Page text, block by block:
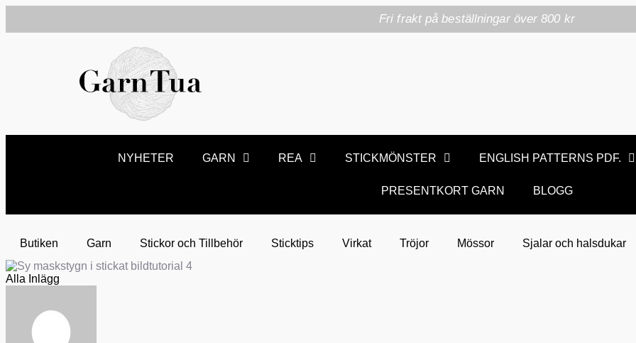
Fri frakt på beställningar över 800 kr
NYHETER GARN REA STICKMÖNSTER ENGLISH PATTERNS PDF.
PRESENTKORT GARN BLOGG
Butiken Garn Stickor och Tillbehör Sticktips Virkat Tröjor Mössor Sjalar och halsdukar
Alla Inlägg